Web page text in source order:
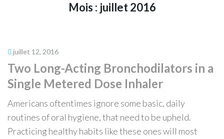
Mois : juillet 2016
juillet 12, 2016
Two Long-Acting Bronchodilators in a
Single Metered Dose Inhaler
Americans oftentimes ignore some basic, daily
routines of oral hygiene, that need to be upheld.
Practicing healthy habits like these ones will most